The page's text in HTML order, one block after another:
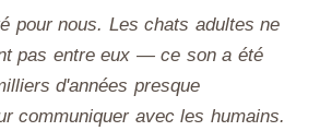
pour nous. Les chats adultes ne
pas entre eux — ce son a été
d'années presque
communiquer avec les humains.